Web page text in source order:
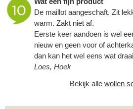
De maillot aangeschaft. Zit
warm. Zakt niet af.
Eerste keer aandoen is wel
nieuw en geen voor of
dan kan het wel eens wat
Loes, Hoek
Bekijk alle wollen